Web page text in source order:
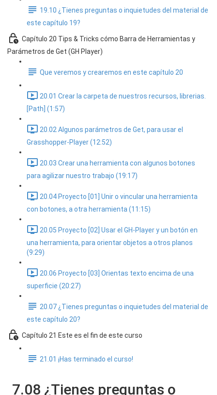
19.10 ¿Tienes preguntas o inquietudes del material de
este capítulo 19?
Capítulo 20 Tips & Tricks cómo Barra de Herramientas y
Parámetros de Get (GH Player)
Que veremos y crearemos en este capítulo 20
20.01 Crear la carpeta de nuestros recursos, librerias.
[Path] (1:57)
20.02 Algunos parámetros de Get, para usar el
Grasshopper-Player (12:52)
20.03 Crear una herramienta con algunos botones
para agilizar nuestro trabajo (19:17)
20.04 Proyecto [01] Unir o vincular una herramienta
con botones, a otra herramienta (11:15)
20.05 Proyecto [02] Usar el GH-Player y un botón en
una herramienta, para orientar objetos a otros planos
(9:29)
20.06 Proyecto [03] Orientas texto encima de una
superficie (20:27)
20.07 ¿Tienes preguntas o inquietudes del material de
este capítulo 20?
Capítulo 21 Este es el fin de este curso
21.01 ¡Has terminado el curso!
7.08 ¿Tienes preguntas o